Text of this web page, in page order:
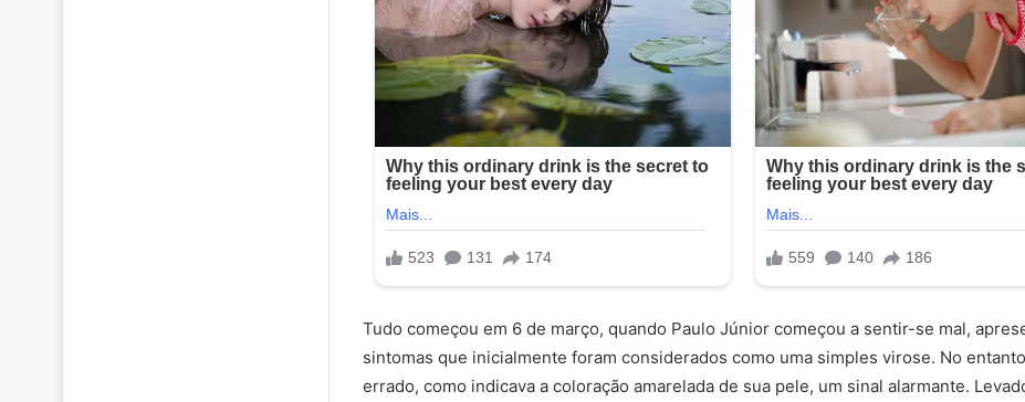
Tudo começou em 6 de março, quando Paulo Júnior começou a sentir-se mal,
sintomas que inicialmente foram considerados como uma simples virose. No
errado, como indicava a coloração amarelada de sua pele, um sinal alarmante.